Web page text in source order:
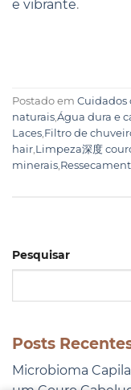
Pesquisar
Posts
Microbioma
e vibrante.
Postado em Cuidados
naturais,Água dura e
Laces,Filtro de
hair,Limpeza深度
minerais,